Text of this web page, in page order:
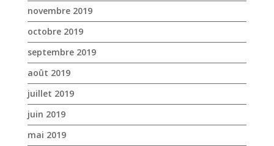
juin 2019
mai 2019
avril 2019
mars 2019
février 2019
janvier 2019
décembre 2018